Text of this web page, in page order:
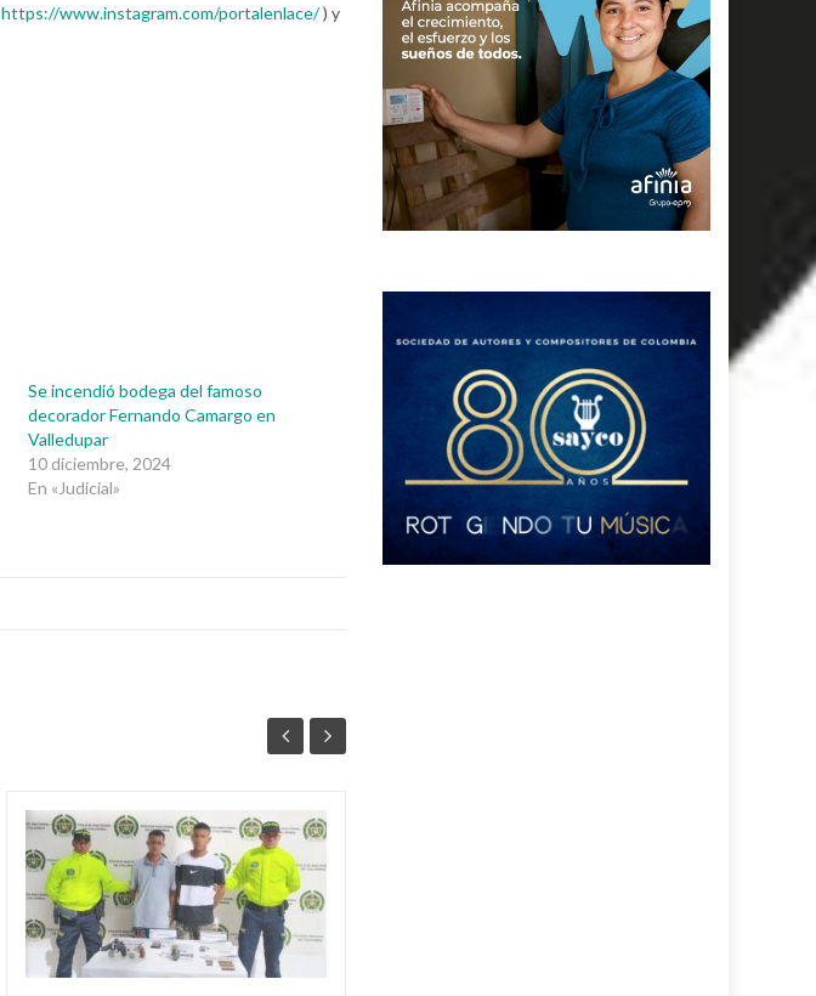
https://www.instagram.com/portalenlace/) y
Se incendió bodega del famoso
decorador Fernando Camargo en
Valledupar
10 diciembre, 2024
En «Judicial»